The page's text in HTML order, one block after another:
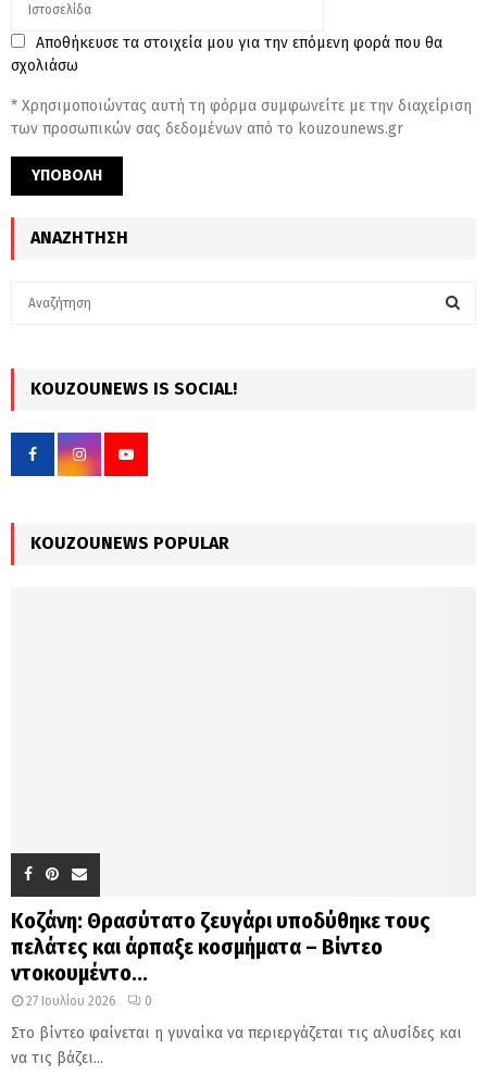
Αποθήκευσε τα στοιχεία μου για την επόμενη φορά που θα
σχολιάσω
* Χρησιμοποιώντας αυτή τη φόρμα συμφωνείτε με την διαχείριση
των προσωπικών σας δεδομένων από το kouzounews.gr
ΑΝΑΖΉΤΗΣΗ
h
f
r
KOUZOUNEWS IS SOCIAL!
KOUZOUNEWS POPULAR
Κοζάνη: Θρασύτατο ζευγάρι υποδύθηκε τους
πελάτες και άρπαξε κοσμήματα – Βίντεο
ντοκουμέντο...
27 Ιουλίου 2026 0
Στο βίντεο φαίνεται η γυναίκα να περιεργάζεται τις αλυσίδες και
να τις βάζει...